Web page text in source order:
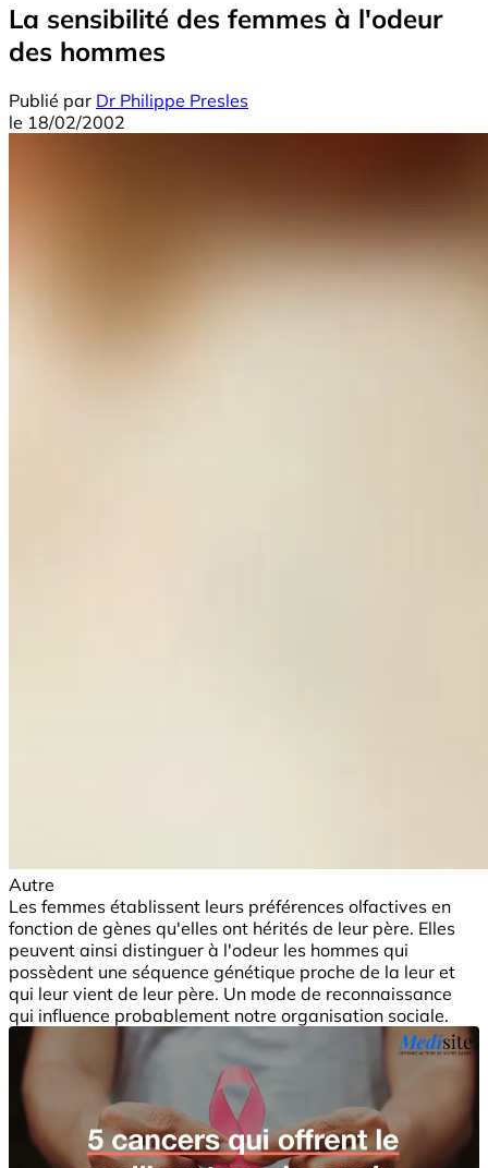
La sensibilité des femmes à l'odeur
des hommes
Publié par Dr Philippe Presles
le 18/02/2002
Autre
Les femmes établissent leurs préférences olfactives en
fonction de gènes qu'elles ont hérités de leur père. Elles
peuvent ainsi distinguer à l'odeur les hommes qui
possèdent une séquence génétique proche de la leur et
qui leur vient de leur père. Un mode de reconnaissance
qui influence probablement notre organisation sociale.